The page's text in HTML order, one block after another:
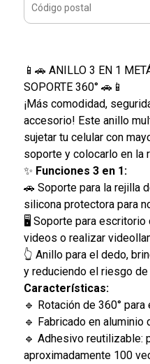
📱🚗 ANILLO 3 EN 1
SOPORTE 360° 🚗📱
¡Más comodidad,
accesorio! Este anillo
sujetar tu celular con
soporte y colocarlo en la
✨ Funciones 3 en 1:
🚗 Soporte para la rejilla
silicona protectora para
🖥️ Soporte para escritorio
videos o realizar
👆 Anillo para el dedo,
y reduciendo el riesgo de
Características:
🔹 Rotación de 360°
🔹 Fabricado en aluminio
🔹 Adhesivo reutilizable:
aproximadamente 100